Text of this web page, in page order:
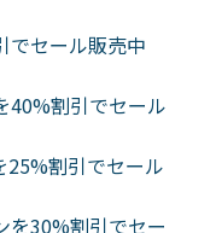
でセール販売中
40%割引でセール
割引でセール
を30%割引でセー